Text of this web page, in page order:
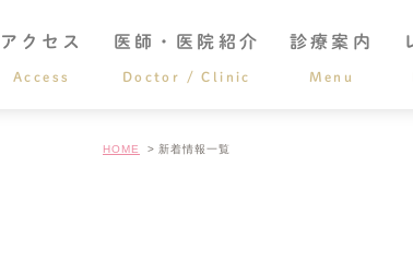
アクセス
Access
医師・医院紹介
Doctor / Clinic
医院概要
診療案内
Menu
HOME 新着情報一覧